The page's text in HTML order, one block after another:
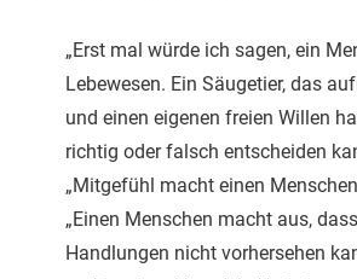
„Erst mal würde ich sagen, ein
Lebewesen. Ein Säugetier, das
und einen eigenen freien Willen
richtig oder falsch entscheiden
„Mitgefühl macht einen
„Einen Menschen macht aus,
Handlungen nicht vorhersehen